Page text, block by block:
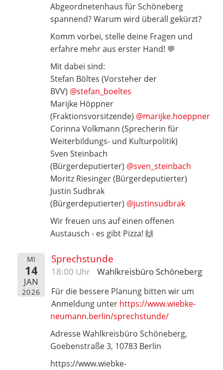
Abgeordnetenhaus für Schöneberg
spannend? Warum wird überall gekürzt?
Komm vorbei, stelle deine Fragen und
erfahre mehr aus erster Hand! 💬
Mit dabei sind:
Stefan Böltes (Vorsteher der
BVV) @stefan_boeltes
Marijke Höppner
(Fraktionsvorsitzende) @marijke.hoeppner
Corinna Volkmann (Sprecherin für
Weiterbildungs- und Kulturpolitik)
Sven Steinbach
(Bürgerdeputierter) @sven_steinbach
Moritz Riesinger (Bürgerdeputierter)
Justin Sudbrak
(Bürgerdeputierter) @justinsudbrak
Wir freuen uns auf einen offenen
Austausch - es gibt Pizza! 🙌
MI
14
JAN
2026
Sprechstunde
18:00 Uhr Wahlkreisbüro Schöneberg
Für die bessere Planung bitten wir um
Anmeldung unter https://www.wiebke-
neumann.berlin/sprechstunde/
Adresse Wahlkreisbüro Schöneberg,
Goebenstraße 3, 10783 Berlin
https://www.wiebke-